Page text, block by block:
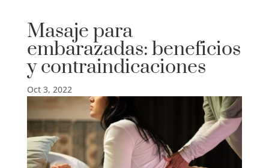
Masaje para
embarazadas: beneficios
y contraindicaciones
Oct 3, 2022